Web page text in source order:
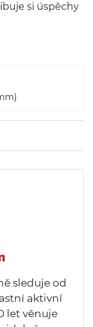
si úspěchy
sleduje od
aktivní
let věnuje